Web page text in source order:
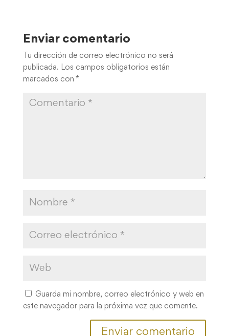
Enviar comentario
Tu dirección de correo electrónico no será
publicada. Los campos obligatorios están
marcados con *
Guarda mi nombre, correo electrónico y web en
este navegador para la próxima vez que comente.